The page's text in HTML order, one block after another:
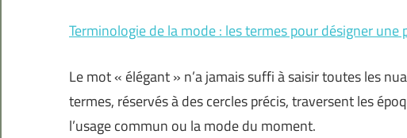
Terminologie de la mode : les termes pour désigner une
Le mot « élégant » n’a jamais suffi à saisir toutes les
termes, réservés à des cercles précis, traversent les
l’usage commun ou la mode du moment.